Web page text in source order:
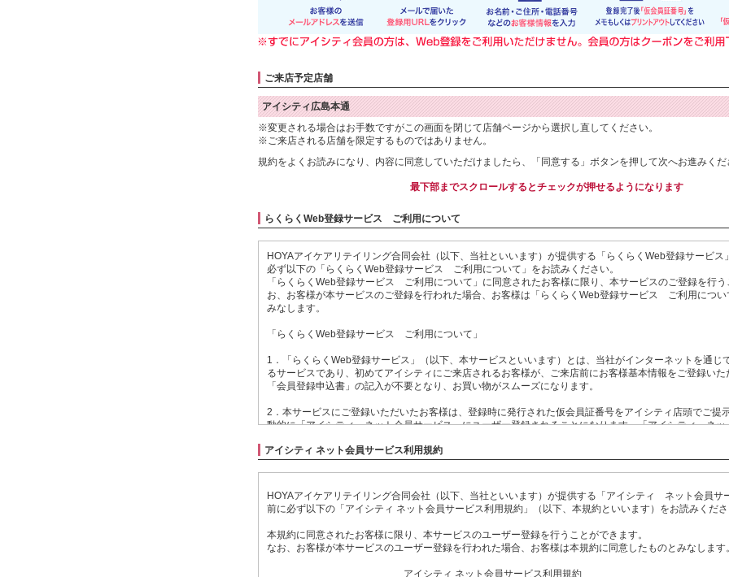
ご来店予定店舗
アイシティ広島本通
※変更される場合はお手数ですがこの画面を閉じて店舗ページから選択し直してください。
※ご来店される店舗を限定するものではありません。
規約をよくお読みになり、内容に同意していただけましたら、「同意する」ボタンを押して次へお進みくだ
最下部までスクロールするとチェックが押せるようになります
らくらくWeb登録サービス ご利用について
HOYAアイケアリテイリング合同会社（以下、当社といいます）が提供する「らくらくWeb登録サービス
必ず以下の「らくらくWeb登録サービス ご利用について」をお読みください。
「らくらくWeb登録サービス ご利用について」に同意されたお客様に限り、本サービスのご登録を行
お、お客様が本サービスのご登録を行われた場合、お客様は「らくらくWeb登録サービス ご利用につ
みなします。
「らくらくWeb登録サービス ご利用について」
1．「らくらくWeb登録サービス」（以下、本サービスといいます）とは、当社がインターネットを通じ
るサービスであり、初めてアイシティにご来店されるお客様が、ご来店前にお客様基本情報をご登録い
「会員登録申込書」の記入が不要となり、お買い物がスムーズになります。
2．本サービスにご登録いただいたお客様は、登録時に発行された仮会員証番号をアイシティ店頭でご提
動的に「アイシティ ネット会員サービス」にユーザー登録されることになります。「アイシティ ネッ
4．お客様が本サービスにご登録後3ヶ月以内にアイシティにご来店なされない場合には、自動的に本サ
れ、ご登録いただいたお客様基本情報も削除されます。
5．当社は、お客様にご登録いただいた個人情報につきまして、当社の定める「個人情報保護基本方針」
理いたします。
アイシティ ネット会員サービス利用規約
HOYAアイケアリテイリング合同会社（以下、当社といいます）が提供する「アイシティ ネット会員サ
前に必ず以下の「アイシティ ネット会員サービス利用規約」（以下、本規約といいます）をお読みくだ
本規約に同意されたお客様に限り、本サービスのユーザー登録を行うことができます。
なお、お客様が本サービスのユーザー登録を行われた場合、お客様は本規約に同意したものとみなします
アイシティ ネット会員サービス利用規約